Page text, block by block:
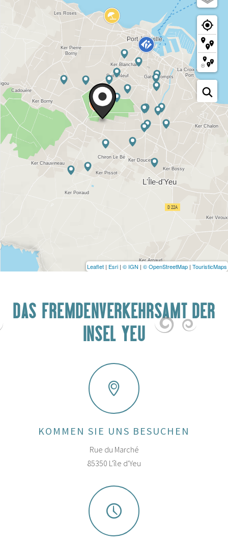
Leaflet | Esri | © IGN | © OpenStreetMap | TouristicMaps
DAS FREMDENVERKEHRSAMT DER
INSEL YEU
KOMMEN SIE UNS BESUCHEN
Rue du Marché
85350 L'île d'Yeu